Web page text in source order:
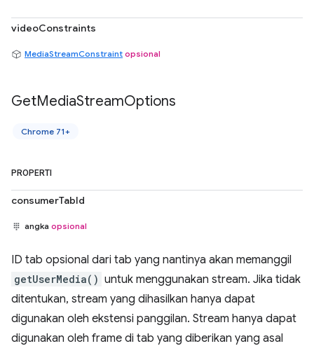
videoConstraints
MediaStreamConstraint opsional
GetMediaStreamOptions
Chrome 71+
PROPERTI
consumerTabId
angka opsional
ID tab opsional dari tab yang nantinya akan memanggil
getUserMedia() untuk menggunakan stream. Jika tidak
ditentukan, stream yang dihasilkan hanya dapat
digunakan oleh ekstensi panggilan. Stream hanya dapat
digunakan oleh frame di tab yang diberikan yang asal